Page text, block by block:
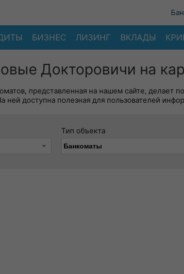
БИЗНЕС ЛИЗИНГ ВКЛАДЫ
Докторовичи на
представленная на нашем сайте, делает
доступна полезная для пользователей
Тип объекта